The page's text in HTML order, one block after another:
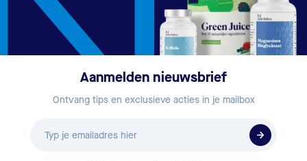
Aanmelden nieuwsbrief
Ontvang tips en exclusieve acties in je mailbox